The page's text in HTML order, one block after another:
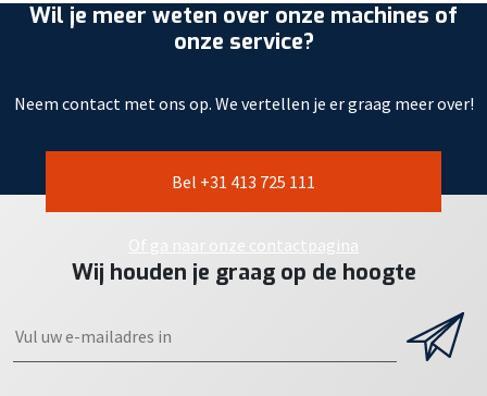
Wil je meer weten over onze machines of
onze service?
Neem contact met ons op. We vertellen je er graag meer over!
Bel +31 413 725 111
Of ga naar onze contactpagina
Wij houden je graag op de hoogte